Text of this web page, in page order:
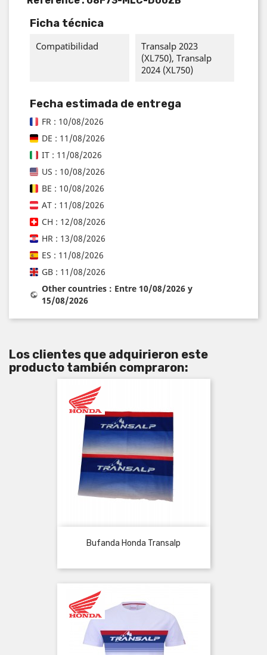
Ficha técnica
Compatibilidad
Transalp 2023
(XL750), Transalp
2024 (XL750)
Fecha estimada de entrega
FR : 10/08/2026
DE : 11/08/2026
IT : 11/08/2026
US : 10/08/2026
BE : 10/08/2026
AT : 11/08/2026
CH : 12/08/2026
HR : 13/08/2026
ES : 11/08/2026
GB : 11/08/2026
Other countries : Entre 10/08/2026 y
15/08/2026
Los clientes que adquirieron este
producto también compraron:
Bufanda Honda Transalp